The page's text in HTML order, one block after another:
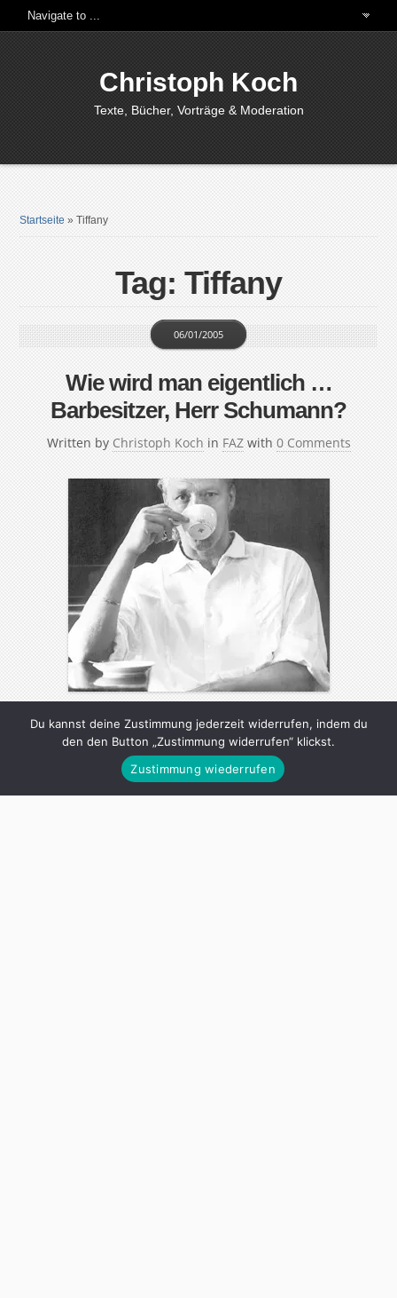
Christoph Koch
Texte, Bücher, Vorträge & Moderation
Startseite »Tiffany
Tag: Tiffany
Wie wird man eigentlich …
Barbesitzer, Herr Schumann?
Written by Christoph Koch
06/01/2005
in FAZ with 0 Comments
Charles Schumann, 62, führt in München seit über
zwanzig Jahren die bekannteste Bar Deutschlands – das
nach ihm benannte „Schumann’s“. In seiner knappen
Freizeit ist er als Model für Hugo Boss tätig, seine
Du kannst deine Zustimmung jederzeit widerrufen, indem du
den den Button „Zustimmung widerrufen“ klickst.
Zustimmung wiederrufen